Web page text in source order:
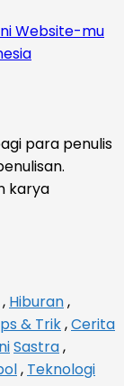
para penulis
karya
, Hiburan,
& Trik,Cerita
Sastra,
, Teknologi